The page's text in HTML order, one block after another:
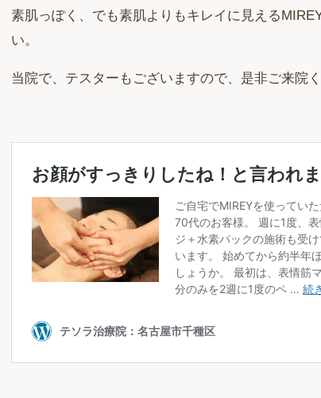
素肌っぽく、でも素肌よりもキレイに見える
い。
当院で、テスターもございますので、是非ご来院く